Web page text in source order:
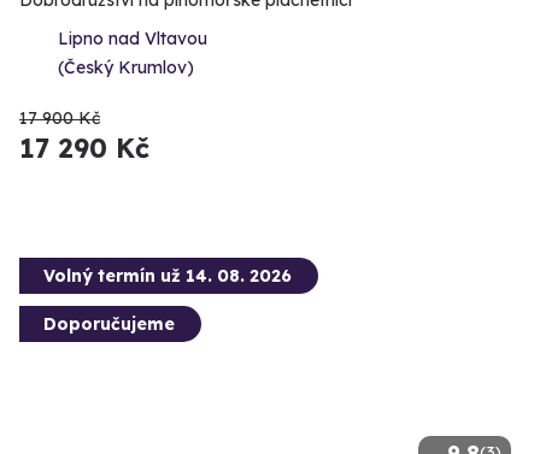
Lipno nad Vltavou
(Český Krumlov)
17 900 Kč
17 290 Kč
Volný termín už 14. 08. 2026
Doporučujeme